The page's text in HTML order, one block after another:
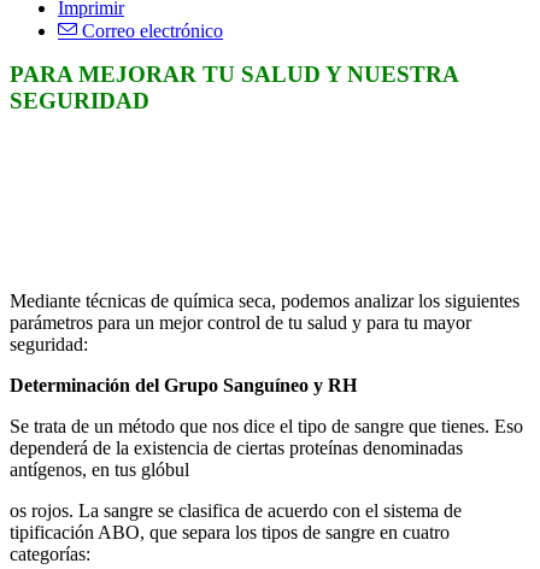
Imprimir
Correo electrónico
PARA MEJORAR TU SALUD Y NUESTRA
SEGURIDAD
Mediante técnicas de química seca, podemos analizar los siguientes
parámetros para un mejor control de tu salud y para tu mayor
seguridad:
Determinación del Grupo Sanguíneo y RH
Se trata de un método que nos dice el tipo de sangre que tienes. Eso
dependerá de la existencia de ciertas proteínas denominadas
antígenos, en tus glóbul
os rojos. La sangre se clasifica de acuerdo con el sistema de
tipificación ABO, que separa los tipos de sangre en cuatro
categorías: